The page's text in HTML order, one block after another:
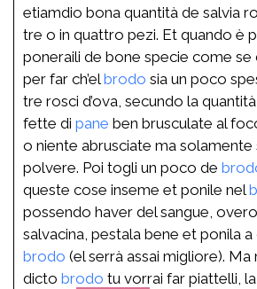
etiamdio bona quantità de salvia
tre o in quattro pezi. Et quando è
poneraili de bone specie come se
per far ch’elbrodo sia un poco
tre rosci d’ova, secundo la
fette di pane ben brusculate al
o niente abrusciate ma solamente
polvere. Poi togli un poco de
queste cose inseme et ponile nel
possendo haver del sangue,
salvacina, pestala bene et ponila
brodo (el serrà assai migliore).
dicto brodo tu vorrai far piattelli,